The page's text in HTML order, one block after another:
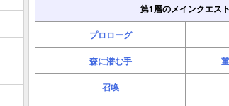
第1層のメインクエスト
プロローグ
森に潜む手
召喚